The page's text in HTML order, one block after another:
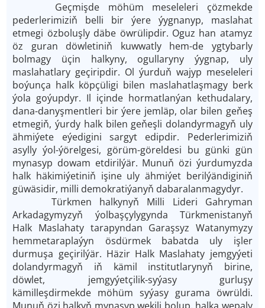
Geç­miş­de möhüm meseleleri çözmekde
pederlerimiziň belli bir ýere ýygnanyp, maslahat
etmegi özboluşly däbe öwrülipdir. Oguz han atamyz
öz guran döwletiniň kuwwatly hem-de ygtybarly
bolmagy üçin halkyny, ogullaryny ýygnap, uly
maslahatlary geçiripdir. Ol ýurduň wajyp meseleleri
boýunça halk köpçüligi bilen maslahatlaşmagy berk
ýola goýupdyr. Il içinde hormatlanýan kethudalary,
dana-danyşmentleri bir ýere jemläp, olar bilen ge­ňeş
etmegiň, ýurdy halk bilen ge­ňeşli dolandyrmagyň uly
ähmiýete eýedigini sargyt edipdir. Pederlerimiziň
asylly ýol-ýörelgesi, görüm-göreldesi bu günki gün
mynasyp dowam etdirilýär. Munuň özi ýurdumyzda
halk häkimiýetiniň işine uly ähmiýet berilýändiginiň
güwäsidir, milli demokratiýanyň dabaralanmagydyr.
Türkmen halkynyň Milli Lideri Gahryman
Arkadagymyzyň ýolbaşçylygynda Türkmenistanyň
Halk Maslahaty tarapyndan Garaşsyz Watanymyzy
hemmetaraplaýyn ösdürmek babatda uly işler
durmuşa geçirilýär. Häzir Halk Maslahaty jemgyýeti
dolandyrmagyň iň kämil institutlarynyň birine,
döwlet, jemgyýetçilik-syýasy gurluşy
kämilleşdirmekde möhüm syýasy gurama öwrüldi.